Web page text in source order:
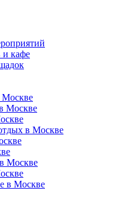
и кафе
Москве
Москве
в Москве
Москве
в Москве